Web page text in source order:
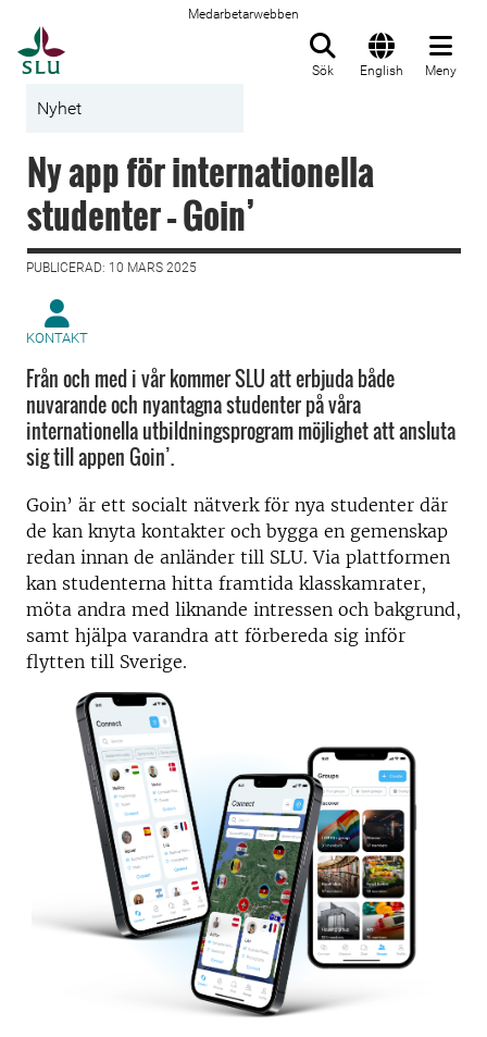
Medarbetarwebben
Sök English Meny
Nyhet
Ny app för internationella
studenter – Goin’
PUBLICERAD: 10 MARS 2025
KONTAKT
Från och med i vår kommer SLU att erbjuda både
nuvarande och nyantagna studenter på våra
internationella utbildningsprogram möjlighet att ansluta
sig till appen Goin’.
Goin’ är ett socialt nätverk för nya studenter där
de kan knyta kontakter och bygga en gemenskap
redan innan de anländer till SLU. Via plattformen
kan studenterna hitta framtida klasskamrater,
möta andra med liknande intressen och bakgrund,
samt hjälpa varandra att förbereda sig inför
flytten till Sverige.